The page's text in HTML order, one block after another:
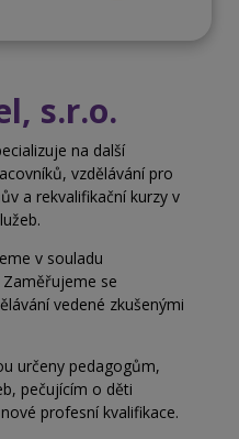
s.r.o.
na další
vzdělávání pro
a rekvalifikační kurzy v
v souladu
Zaměřujeme se
vedené zkušenými
určeny pedagogům,
pečujícím o děti
profesní kvalifikace.